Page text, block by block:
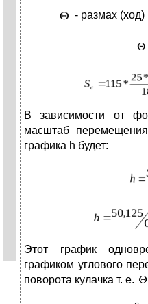
- размах
В зависимости от
масштаб
графика h будет:
Этот график
графиком углового
поворота кулачка т. е.